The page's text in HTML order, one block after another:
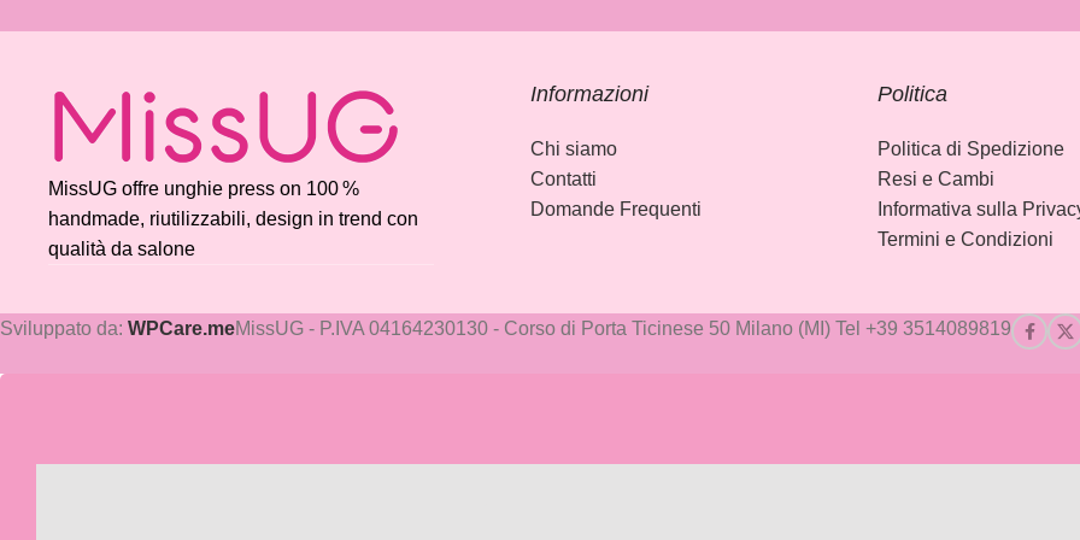
MissUG offre unghie press on 100 %
handmade, riutilizzabili, design in trend con
qualità da salone
Informazioni
Chi siamo
Contatti
Domande Frequenti
Politica
Politica di Spedizione
Resi e Cambi
Informativa sulla
Termini e Condizioni
Sviluppato da: WPCare.meMissUG - P.IVA 04164230130 - Corso di Porta Ticinese 50 Milano (MI) Tel +39 3514089819